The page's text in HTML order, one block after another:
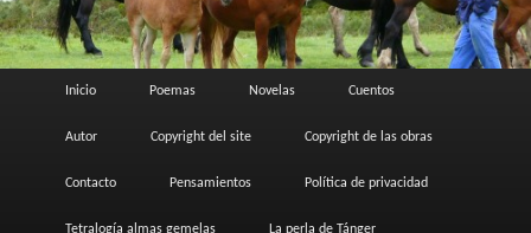
Inicio Poemas Novelas Cuentos
Autor Copyright del site Copyright de las obras
Contacto Pensamientos Política de privacidad
Tetralogía almas gemelas La perla de Tánger